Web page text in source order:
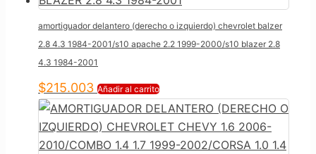
amortiguador delantero (derecho o izquierdo) chevrolet balzer
2.8 4.3 1984-2001/s10 apache 2.2 1999-2000/s10 blazer 2.8
4.3 1984-2001
$215.003 Añadir al carrito